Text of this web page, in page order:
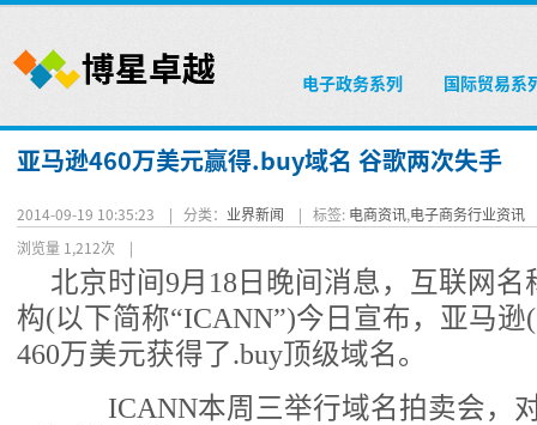
电子政务系列 国际贸易系
亚马逊460万美元赢得.buy域名 谷歌两次失手
2014-09-19 10:35:23 | 分类： 业界新闻 | 标签: 电商资讯,电子商务行业资讯
浏览量 1,212次 |
北京时间9月18日晚间消息，互联网
构(以下简称“ICANN”)今日宣布， 亚马逊(
460万美元获得了.buy顶级域名。
ICANN本周三举行域名拍卖会，对